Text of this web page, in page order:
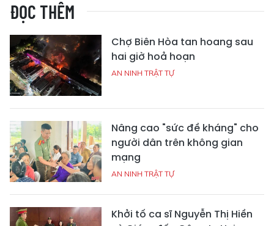
ĐỌC THÊM
Chợ Biên Hòa tan hoang sau
hai giờ hoả hoạn
AN NINH TRẬT TỰ
Nâng cao "sức đề kháng" cho
người dân trên không gian
mạng
AN NINH TRẬT TỰ
Khởi tố ca sĩ Nguyễn Thị Hiền